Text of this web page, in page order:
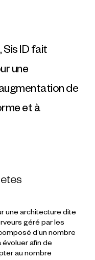
Sis ID fait
une
de
et à
une architecture dite
géré par les
d’un nombre
afin de
au nombre